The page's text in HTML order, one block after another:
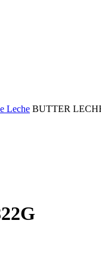
Leche BUTTER